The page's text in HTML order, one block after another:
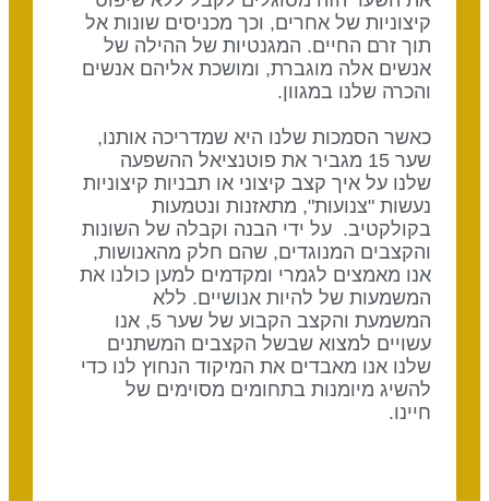
קיצוניות של אחרים, וכך מכניסים שונות אל
תוך זרם החיים. המגנטיות של ההילה של
אנשים אלה מוגברת, ומושכת אליהם אנשים
והכרה שלנו במגוון.
כאשר הסמכות שלנו היא שמדריכה אותנו,
שער 15 מגביר את פוטנציאל ההשפעה
שלנו על איך קצב קיצוני או תבניות קיצוניות
נעשות "צנועות", מתאזנות ונטמעות
בקולקטיב. על ידי הבנה וקבלה של השונות
והקצבים המנוגדים, שהם חלק מהאנושות,
אנו מאמצים לגמרי ומקדמים למען כולנו את
המשמעות של להיות אנושיים. ללא
המשמעת והקצב הקבוע של שער 5, אנו
עשויים למצוא שבשל הקצבים המשתנים
שלנו אנו מאבדים את המיקוד הנחוץ לנו כדי
להשיג מיומנות בתחומים מסוימים של
חיינו.